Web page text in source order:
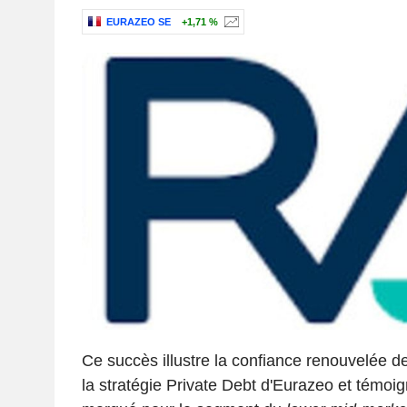
EURAZEO SE +1,71 %
Ce succès illustre la confiance renouvelée
la stratégie Private Debt d'Eurazeo et